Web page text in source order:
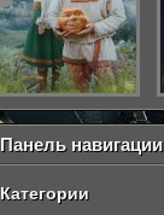
Панель навигации
Категории